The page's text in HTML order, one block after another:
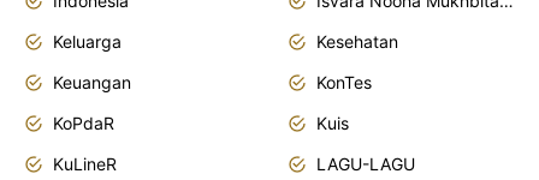
Keluarga
Kesehatan
Keuangan
KonTes
KoPdaR
Kuis
KuLineR
LAGU-LAGU